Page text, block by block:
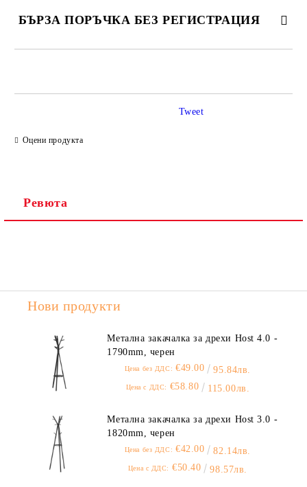
БЪРЗА ПОРЪЧКА БЕЗ РЕГИСТРАЦИЯ
Оцени продукта
Tweet
Ревюта
Нови продукти
Метална закачалка за дрехи Host 4.0 -
1790mm, черен
Цена без ДДС: €49.00 95.84лв.
Цена с ДДС: €58.80 115.00лв.
Метална закачалка за дрехи Host 3.0 -
1820mm, черен
Цена без ДДС: €42.00 82.14лв.
Цена с ДДС: €50.40 98.57лв.